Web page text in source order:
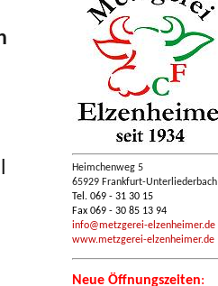
Heimchenweg 5
65929 Frankfurt-Unterliederbach
Tel. 069 - 31 30 15
Fax 069 - 30 85 13 94
info@metzgerei-elzenheimer.de
www.metzgerei-elzenheimer.de
Neue Öffnungszeiten: